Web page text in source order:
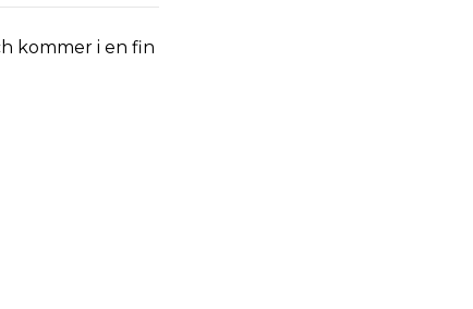
kommer i en fin